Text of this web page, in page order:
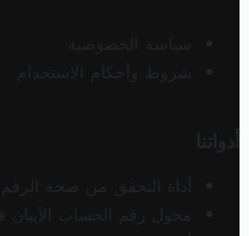
سياسة الخصوصية
شروط وأحكام الاستخدام
أدواتنا
أداة التحقق من صحة
محول رقم الحساب الآيبان